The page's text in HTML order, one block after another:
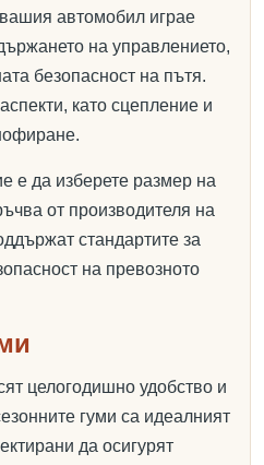
автомобил играе
на управлението,
безопасност на пътя.
като сцепление и
е да изберете размер на
от производителя на
стандартите за
на превозното
целогодишно удобство и
гуми са идеалният
да осигурят